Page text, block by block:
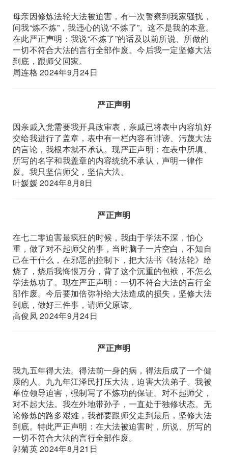
母亲因修炼法轮大法被迫害，有一次警察到我家骚扰，
问我“炼不炼”，我违心的说“不炼了”。这不是我的本意。
在此严正声明：我说“不炼了”的话及以前所说、所做的
一切不符合大法的言行全部作废。今后我一定坚修大法
到底，跟师父回家。
周连格 2024年9月24日
严正声明
因亲戚入党需要我开具政审表，亲戚已将表中内容填好
交给我进行了盖章，表中有一栏内容有诽谤、污蔑大法
的言论，我根本就不承认。现严正声明：在表中所填、
所写的名字和我盖章的内容统统不承认，声明一律作
废。我只坚信师父，坚信大法。
叶媛媛 2024年8月8日
严正声明
在七二零迫害最疯狂的时候，我由于学法不深，怕心
重，做了对不起师父的事，当时脑子一片空白，不知自
己在干什么，在邪恶的控制下，把大法书《转法轮》给
烧了，烧后我悔恨万分，背了这个沉重的包袱，不怎么
学法炼功了。现在严正声明：一切不符合大法的言行全
部作废。今后要加倍弥补给大法造成的损失，坚修大法
到底，做好三件事，请师父原谅。
高俊凤 2024年9月24日
严正声明
我九五年得大法。得法前一身的病，得法后成了一个健
康的人。九九年江泽民打压大法，迫害大法弟子。我被
单位领导迫害，强制写了不炼功的保证。对不起师父，
对不起大法。我在外地带孙子，一直处于独修状态。无
论修炼的路多艰难，我都要跟师父走到最后，坚修大法
到底。特此严正声明：在大法被迫害时，所说、所写的
一切不符合大法的言行全部作废。
郭菊英 2024年8月21日